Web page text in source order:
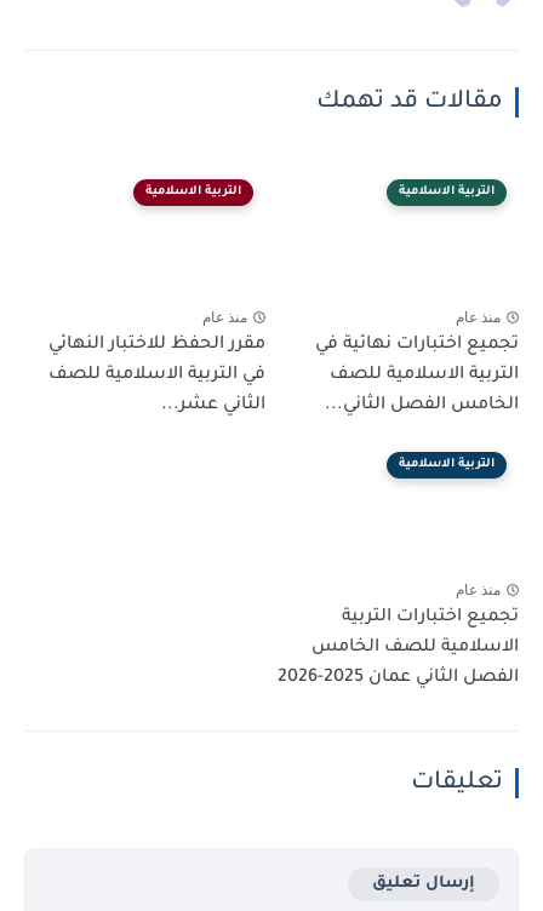
مقالات قد تهمك
التربية الاسلامية
منذ عام
تجميع اختبارات نهائية في
التربية الاسلامية للصف
الخامس الفصل الثاني...
التربية الاسلامية
منذ عام
مقرر الحفظ للاختبار النهائي
في التربية الاسلامية للصف
الثاني عشر...
التربية الاسلامية
منذ عام
تجميع اختبارات التربية
الاسلامية للصف الخامس
الفصل الثاني عمان 2025-2026
تعليقات
إرسال تعليق